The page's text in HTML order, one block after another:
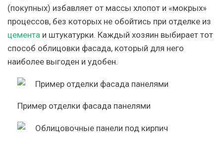
(покупных) избавляет от массы хлопот и «мокрых»
процессов, без которых не обойтись при отделке из
цемента и штукатурки. Каждый хозяин выбирает тот
способ облицовки фасада, который для него
наиболее выгоден и удобен.
Пример отделки фасада панелями